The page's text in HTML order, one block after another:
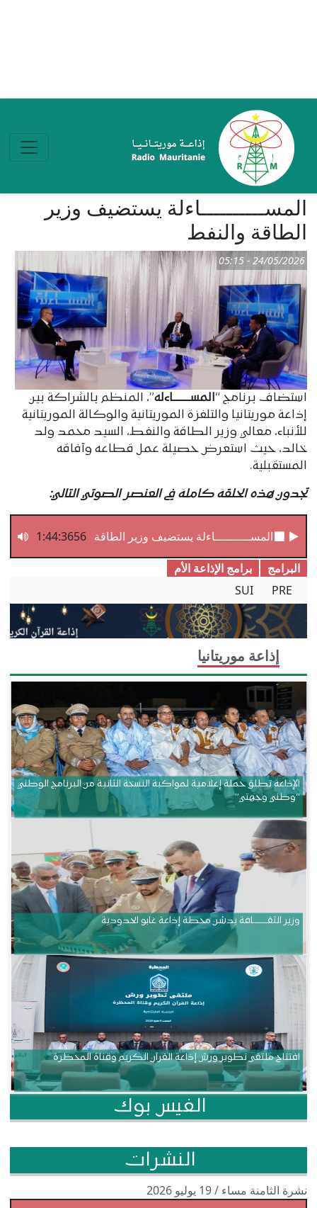
المســــــــــاءلة يستضيف وزير
الطاقة والنفط
24/05/2026 - 05:15
استضاف برنامج “المســــــــاءلة”، المنظم بالشراكة بين
إذاعة موريتانيا والتلفزة الموريتانية والوكالة الموريتانية
للأنباء، معالي وزير الطاقة والنفط، السيد محمد ولد
خالد، حيث استعرض حصيلة عمل قطاعه وآفاقه
المستقبلية.
تجدون هذه الحلقة كاملة في العنصر الصوتي التالي:
المســــــــــاءلة يستضيف وزير الطاقة والنفط
1:44:3656
البرامج
برامج الإذاعة الأم
PRE
SUI
إذاعة موريتانيا
الإذاعة تطلق حملة إعلامية لمواكبة النسخة الثانية من البرنامج الوطني
“وطني وجهتي”
وزير الثقــــــــــافة يدشن محطة إذاعة غابو الحدودية
افتتاح ملتقى تطوير ورش إذاعة القرآن الكريم وقناة المحظرة
الفيس بوك
النشرات
نشرة الثامنة مساء / 19 يوليو 2026